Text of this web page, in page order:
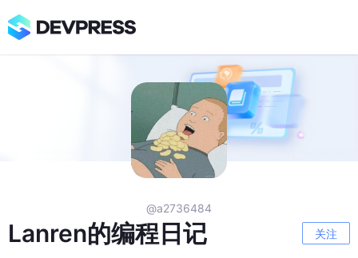
@a2736484
Lanren的编程日记 关注